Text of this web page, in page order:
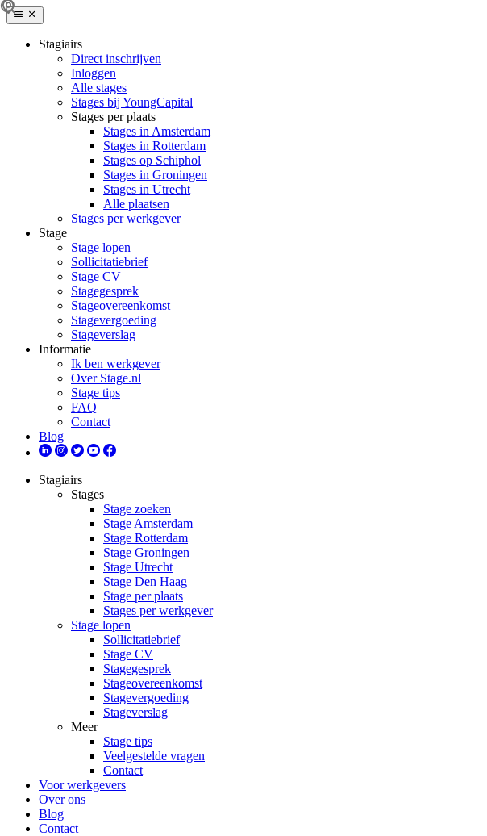
Stagiairs
Direct inschrijven
Inloggen
Alle stages
Stages bij YoungCapital
Stages per plaats
Stages in Amsterdam
Stages in Rotterdam
Stages op Schiphol
Stages in Groningen
Stages in Utrecht
Alle plaatsen
Stages per werkgever
Stage
Stage lopen
Sollicitatiebrief
Stage CV
Stagegesprek
Stageovereenkomst
Stagevergoeding
Stageverslag
Informatie
Ik ben werkgever
Over Stage.nl
Stage tips
FAQ
Contact
Blog
Stagiairs
Stages
Stage zoeken
Stage Amsterdam
Stage Rotterdam
Stage Groningen
Stage Utrecht
Stage Den Haag
Stage per plaats
Stages per werkgever
Stage lopen
Sollicitatiebrief
Stage CV
Stagegesprek
Stageovereenkomst
Stagevergoeding
Stageverslag
Meer
Stage tips
Veelgestelde vragen
Contact
Voor werkgevers
Over ons
Blog
Contact